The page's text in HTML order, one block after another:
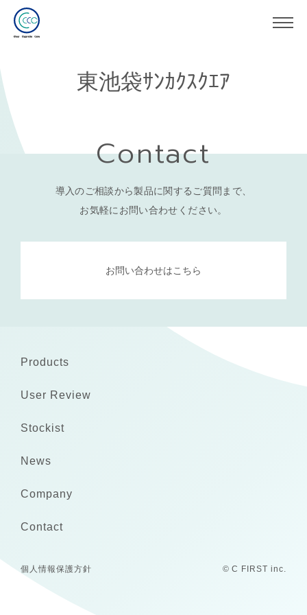
東池袋ｻﾝｶｸｽｸｴｱ
Contact
導入のご相談から製品に関するご質問まで、
お気軽にお問い合わせください。
お問い合わせはこちら
Products
User Review
Stockist
News
Company
Contact
個人情報保護方針 © C FIRST inc.